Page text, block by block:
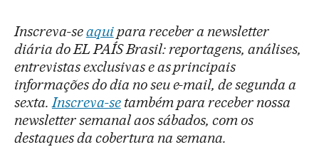
Inscreva-seaquipara receber a newsletter
diária do EL PAÍS Brasil: reportagens, análises,
entrevistas exclusivas e as principais
informações do dia no seu e-mail, de segunda a
sexta. Inscreva-setambém para receber nossa
newsletter semanal aos sábados, com os
destaques da cobertura na semana.